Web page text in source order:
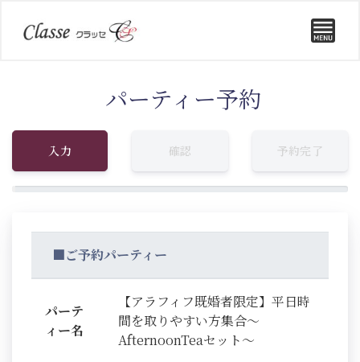
パーティー予約
入力 確認 予約完了
■ご予約パーティー
パーテ
ィー名
【アラフィフ既婚者限定】平日時
間を取りやすい方集合～
AfternoonTeaセット～